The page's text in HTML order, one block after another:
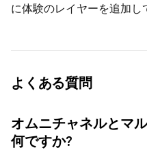
に体験のレイヤーを追加し
よくある質問
オムニチャネルとマ
何ですか?